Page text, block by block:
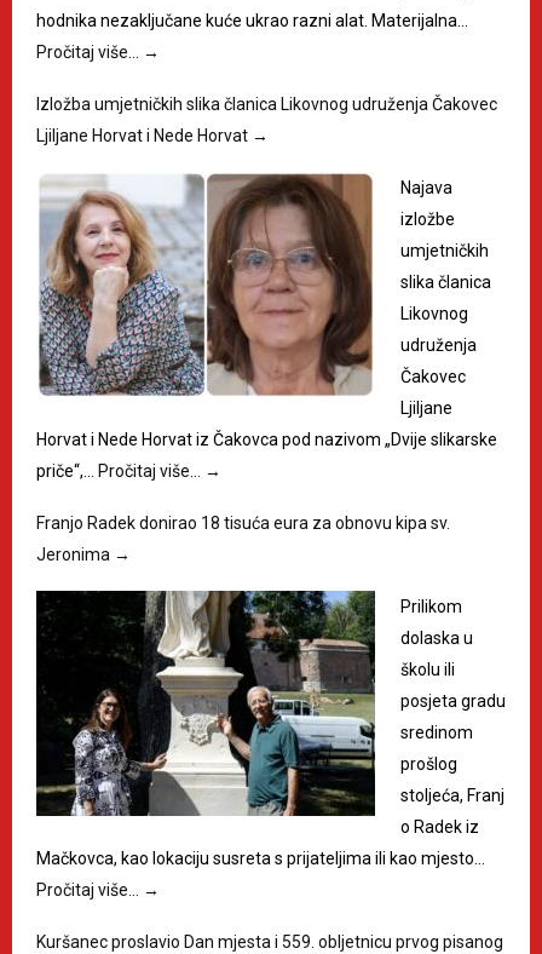
hodnika nezaključane kuće ukrao razni alat. Materijalna…
Pročitaj više…
→
Izložba umjetničkih slika članica Likovnog udruženja Čakovec
Ljiljane Horvat i Nede Horvat →
Najava
izložbe
umjetničkih
slika članica
Likovnog
udruženja
Čakovec
Ljiljane
Horvat i Nede Horvat iz Čakovca pod nazivom „Dvije slikarske
priče“,…
Pročitaj više… →
Franjo Radek donirao 18 tisuća eura za obnovu kipa sv.
Jeronima →
Prilikom
dolaska u
školu ili
posjeta gradu
sredinom
prošlog
stoljeća, Franj
o Radek iz
Mačkovca, kao lokaciju susreta s prijateljima ili kao mjesto…
Pročitaj više…
→
Kuršanec proslavio Dan mjesta i 559. obljetnicu prvog pisanog